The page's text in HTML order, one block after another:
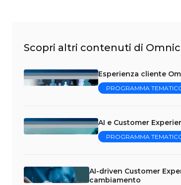
Scopri altri contenuti di
Esperienza cliente
PROGRAMMA
AI e Customer
PROGRAMMA
AI-driven Customer
cambiamento